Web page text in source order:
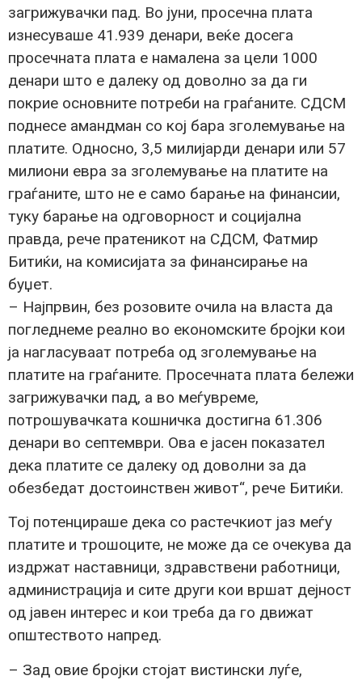
загрижувачки пад. Во јуни, просечна плата
изнесуваше 41.939 денари, веќе досега
просечната плата е намалена за цели 1000
денари што е далеку од доволно за да ги
покрие основните потреби на граѓаните. СДСМ
поднесе амандман со кој бара зголемување на
платите. Односно, 3,5 милијарди денари или 57
милиони евра за зголемување на платите на
граѓаните, што не е само барање на финансии,
туку барање на одговорност и социјална
правда, рече пратеникот на СДСМ, Фатмир
Битиќи, на комисијата за финансирање на
буџет.
– Најпрвин, без розовите очила на власта да
погледнеме реално во економските бројки кои
ја нагласуваат потреба од зголемување на
платите на граѓаните. Просечната плата бележи
загрижувачки пад, а во меѓувреме,
потрошувачката кошничка достигна 61.306
денари во септември. Ова е јасен показател
дека платите се далеку од доволни за да
обезбедат достоинствен живот“, рече Битиќи.
Тој потенцираше дека со растечкиот јаз меѓу
платите и трошоците, не може да се очекува да
издржат наставници, здравствени работници,
администрација и сите други кои вршат дејност
од јавен интерес и кои треба да го движат
општеството напред.
– Зад овие бројки стојат вистински луѓе,